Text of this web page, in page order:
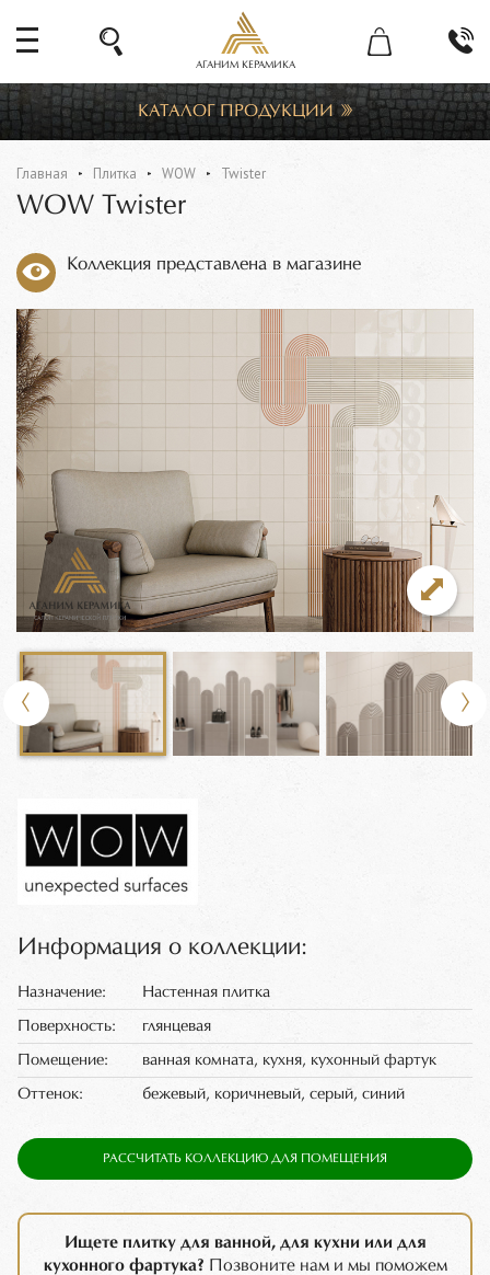
АГАНИМ КЕРАМИКА
КАТАЛОГ ПРОДУКЦИИ
Главная Плитка WOW Twister
WOW Twister
Коллекция представлена в магазине
Информация о коллекции:
Назначение: Настенная плитка
Поверхность: глянцевая
Помещение: ванная комната, кухня, кухонный фартук
Оттенок: бежевый, коричневый, серый, синий
РАССЧИТАТЬ КОЛЛЕКЦИЮ ДЛЯ ПОМЕЩЕНИЯ
Ищете плитку для ванной, для кухни или для
кухонного фартука? Позвоните нам и мы поможем